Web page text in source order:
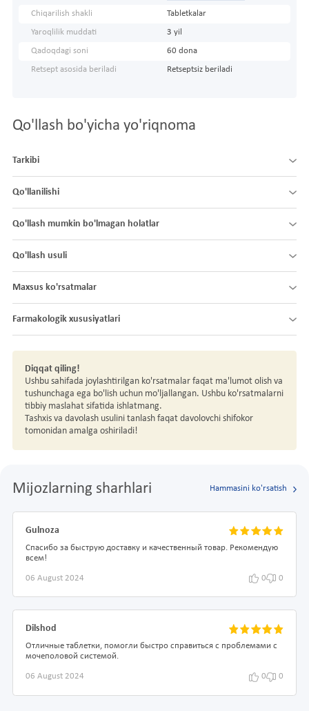
Chiqarilish shakli Tabletkalar
Yaroqlilik muddati 3 yil
Qadoqdagi soni 60 dona
Retsept asosida beriladi Retseptsiz beriladi
Qo'llash bo'yicha yo'riqnoma
Tarkibi
Qo'llanilishi
Qo'llash mumkin bo'lmagan holatlar
Qo'llash usuli
Maxsus ko'rsatmalar
Farmakologik xususiyatlari
Diqqat qiling!
Ushbu sahifada joylashtirilgan ko'rsatmalar faqat ma'lumot olish va
tushunchaga ega bo'lish uchun mo'ljallangan. Ushbu ko'rsatmalarni
tibbiy maslahat sifatida ishlatmang.
Tashxis va davolash usulini tanlash faqat davolovchi shifokor
tomonidan amalga oshiriladi!
Mijozlarning sharhlari Hammasini ko'rsatish
Gulnoza
Спасибо за быструю доставку и качественный товар. Рекомендую
всем!
06 August 2024 0 0
Dilshod
Отличные таблетки, помогли быстро справиться с проблемами с
мочеполовой системой.
06 August 2024 0 0